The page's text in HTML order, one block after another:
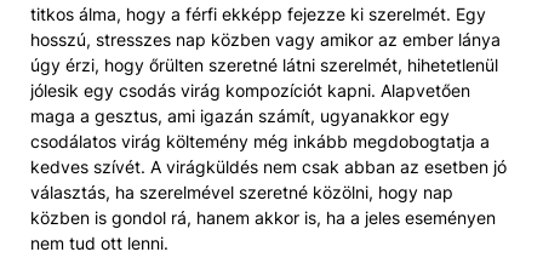
titkos álma, hogy a férfi ekképp fejezze ki szerelmét. Egy
hosszú, stresszes nap közben vagy amikor az ember lánya
úgy érzi, hogy őrülten szeretné látni szerelmét, hihetetlenül
jólesik egy csodás virág kompozíciót kapni. Alapvetően
maga a gesztus, ami igazán számít, ugyanakkor egy
csodálatos virág költemény még inkább megdobogtatja a
kedves szívét. A virágküldés nem csak abban az esetben jó
választás, ha szerelmével szeretné közölni, hogy nap
közben is gondol rá, hanem akkor is, ha a jeles eseményen
nem tud ott lenni.